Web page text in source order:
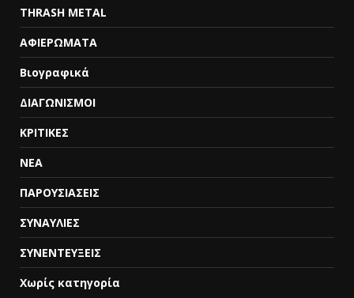
THRASH METAL
ΑΦΙΕΡΩΜΑΤΑ
Βιογραφικά
ΔΙΑΓΩΝΙΣΜΟΙ
ΚΡΙΤΙΚΕΣ
ΝΕΑ
ΠΑΡΟΥΣΙΑΣΕΙΣ
ΣΥΝΑΥΛΙΕΣ
ΣΥΝΕΝΤΕΥΞΕΙΣ
Χωρίς κατηγορία